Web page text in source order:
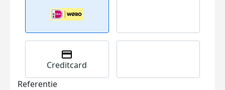
Creditcard
Referentie